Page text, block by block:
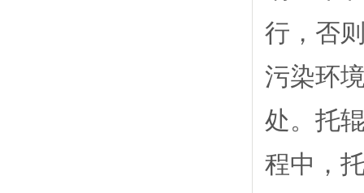
行，否
污染环
处。托
程中，